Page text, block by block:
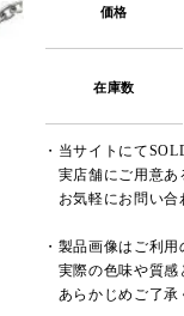
価格
在庫数
・当サイトにて
実店舗にご用意あ
お気軽にお問い合
・製品画像はご利
実際の色味や質感
あらかじめご了承